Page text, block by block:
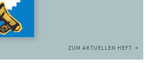
ZUM AKTUELLEN HEFT